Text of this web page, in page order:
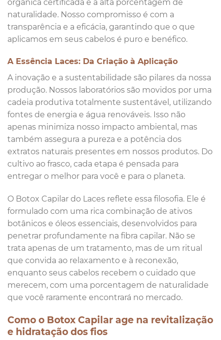
orgânica certificada e a alta porcentagem de
naturalidade. Nosso compromisso é com a
transparência e a eficácia, garantindo que o que
aplicamos em seus cabelos é puro e benéfico.
A Essência Laces: Da Criação à Aplicação
A inovação e a sustentabilidade são pilares da nossa
produção. Nossos laboratórios são movidos por uma
cadeia produtiva totalmente sustentável, utilizando
fontes de energia e água renováveis. Isso não
apenas minimiza nosso impacto ambiental, mas
também assegura a pureza e a potência dos
extratos naturais presentes em nossos produtos. Do
cultivo ao frasco, cada etapa é pensada para
entregar o melhor para você e para o planeta.
O Botox Capilar do Laces reflete essa filosofia. Ele é
formulado com uma rica combinação de ativos
botânicos e óleos essenciais, desenvolvidos para
penetrar profundamente na fibra capilar. Não se
trata apenas de um tratamento, mas de um ritual
que convida ao relaxamento e à reconexão,
enquanto seus cabelos recebem o cuidado que
merecem, com uma porcentagem de naturalidade
que você raramente encontrará no mercado.
Como o Botox Capilar age na revitalização
e hidratação dos fios